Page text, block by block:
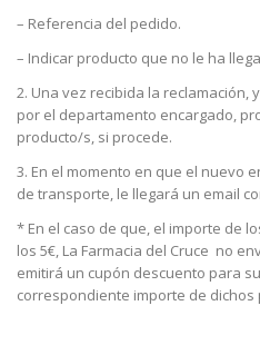
– Referencia del pedido.
– Indicar producto que no le ha
2. Una vez recibida la reclamación,
por el departamento encargado,
producto/s, si procede.
3. En el momento en que el nuevo
de transporte, le llegará un email
* En el caso de que, el importe de
los 5€, La Farmacia del Cruce no
emitirá un cupón descuento para
correspondiente importe de dichos